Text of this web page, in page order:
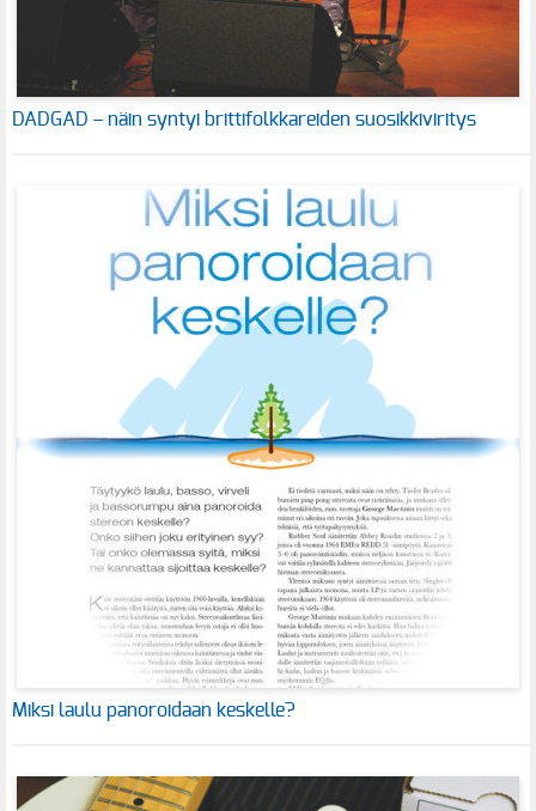
DADGAD – näin syntyi brittifolkkareiden suosikkiviritys
Miksi laulu panoroidaan keskelle?